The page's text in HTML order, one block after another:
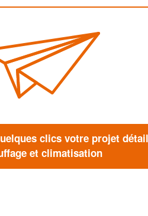
clics votre projet
et climatisation